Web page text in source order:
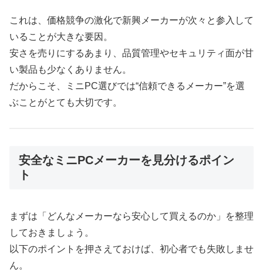
これは、価格競争の激化で新興メーカーが次々と参入して
いることが大きな要因。
安さを売りにするあまり、品質管理やセキュリティ面が甘
い製品も少なくありません。
だからこそ、ミニPC選びでは“信頼できるメーカー”を選
ぶことがとても大切です。
安全なミニPCメーカーを見分けるポイン
ト
まずは「どんなメーカーなら安心して買えるのか」を整理
しておきましょう。
以下のポイントを押さえておけば、初心者でも失敗しませ
ん。